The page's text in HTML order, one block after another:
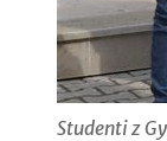
Studenti z